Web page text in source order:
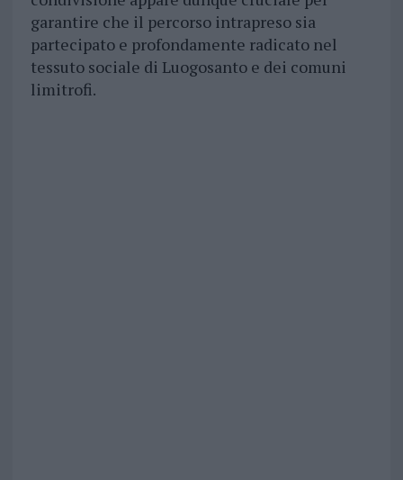
garantire che il percorso intrapreso sia
partecipato e profondamente radicato nel
tessuto sociale di Luogosanto e dei comuni
limitrofi.